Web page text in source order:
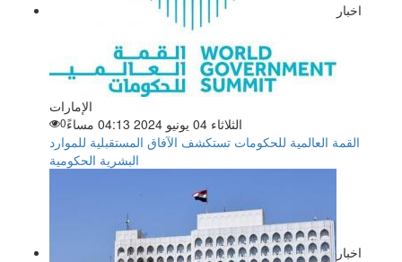
اخبار
الإمارات
الثلاثاء 04 يونيو 2024 04:13 مساءً
0
القمة العالمية للحكومات تستكشف الآفاق المستقبلية للموارد
البشرية الحكومية
اخبار